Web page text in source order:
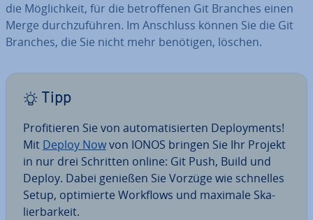
die Mög­lich­keit, für die be­trof­fe­nen Git Branches einen
Merge durch­zu­füh­ren. Im Anschluss können Sie die Git
Branches, die Sie nicht mehr benötigen, löschen.
Tipp
Pro­fi­tie­ren Sie von au­to­ma­ti­sier­ten De­ploy­ments!
Mit Deploy Nowvon IONOS bringen Sie Ihr Projekt
in nur drei Schritten online: Git Push, Build und
Deploy. Dabei genießen Sie Vorzüge wie schnelles
Setup, op­ti­mier­te Workflows und maximale Ska­
lier­bar­keit.